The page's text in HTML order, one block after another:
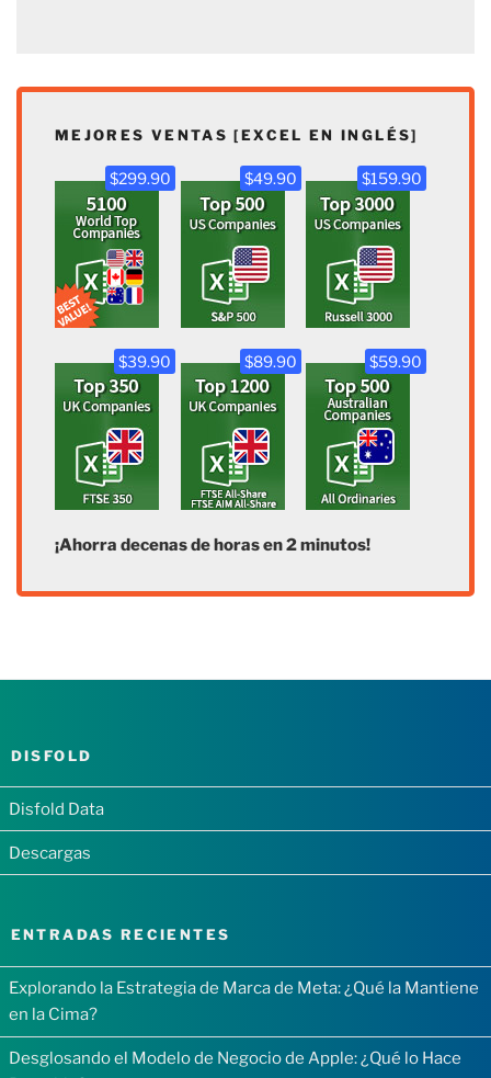
MEJORES VENTAS [EXCEL EN INGLÉS]
$299.90 $49.90 $159.90
$39.90 $89.90 $59.90
¡Ahorra decenas de horas en 2 minutos!
DISFOLD
Disfold Data
Descargas
ENTRADAS RECIENTES
Explorando la Estrategia de Marca de Meta: ¿Qué la Mantiene
en la Cima?
Desglosando el Modelo de Negocio de Apple: ¿Qué lo Hace